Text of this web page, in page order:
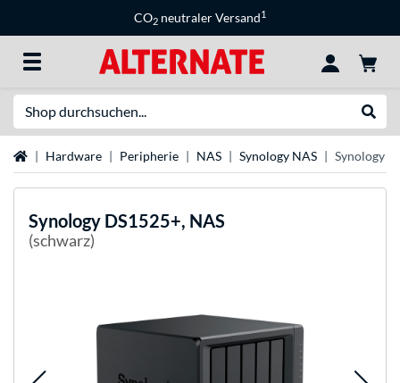
CO2 neutraler Versand1
StartseiteHardware Peripherie NAS Synology NAS Synology
Synology DS1525+, NAS
(schwarz)